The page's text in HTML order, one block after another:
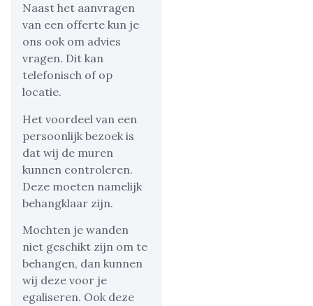
Naast het aanvragen
van een offerte kun je
ons ook om advies
vragen. Dit kan
telefonisch of op
locatie.
Het voordeel van een
persoonlijk bezoek is
dat wij de muren
kunnen controleren.
Deze moeten namelijk
behangklaar zijn.
Mochten je wanden
niet geschikt zijn om te
behangen, dan kunnen
wij deze voor je
egaliseren. Ook deze